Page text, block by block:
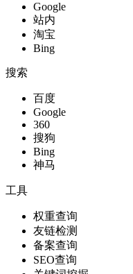
Google
站内
淘宝
Bing
搜索
百度
Google
360
搜狗
Bing
神马
工具
权重查询
友链检测
备案查询
SEO查询